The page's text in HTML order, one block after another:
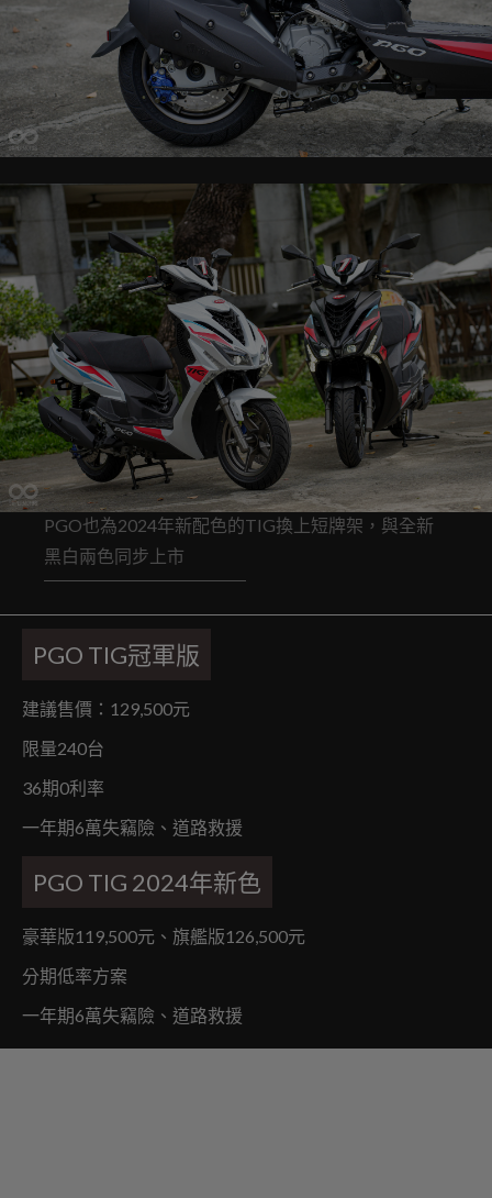
PGO也為2024年新配色的TIG換上短牌架，與全新
黑白兩色同步上市
PGO TIG冠軍版
建議售價：129,500元
限量240台
36期0利率
一年期6萬失竊險、道路救援
PGO TIG 2024年新色
豪華版119,500元、旗艦版126,500元
分期低率方案
一年期6萬失竊險、道路救援